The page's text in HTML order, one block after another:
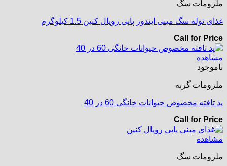
ملزومات سگ
غذای توله سگ مینی ایندور پاپی رویال کنین 1.5 کیلوگرم
Call for Price
مشاهده
ناموجود
ملزومات گربه
پد تافته مخصوص حیوانات خانگی 60 در 40
Call for Price
مشاهده
ملزومات سگ